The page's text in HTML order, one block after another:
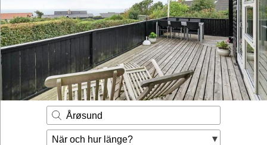
Info
Service
Kontakt
Husägare
Årøsund
När och hur länge?